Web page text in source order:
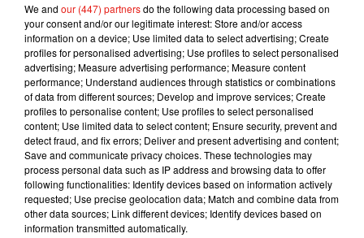
@solvesundsbostudio Styling by @annatrevelyan Jenner wears
@chanelofficial
Une publication partagée parHarper's BAZAAR(@harpersbazaarus) le
Musique
7 août 2026
RÜFÜS DU SOL annonce un nouvel
album après sa tournée mondiale
We and our (447) partnersdo the following data processing based on
your consent and/or our legitimate interest: Store and/or access
information on a device; Use limited data to select advertising; Create
profiles for personalised advertising; Use profiles to select personalised
advertising; Measure advertising performance; Measure content
performance; Understand audiences through statistics or combinations
of data from different sources; Develop and improve services; Create
profiles to personalise content; Use profiles to select personalised
content; Use limited data to select content; Ensure security, prevent and
detect fraud, and fix errors; Deliver and present advertising and content;
Save and communicate privacy choices. These technologies may
process personal data such as IP address and browsing data to offer
following functionalities: Identify devices based on information actively
requested; Use precise geolocation data; Match and combine data from
other data sources; Link different devices; Identify devices based on
information transmitted automatically.